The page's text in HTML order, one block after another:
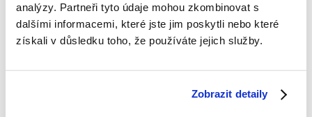
analýzy. Partneři tyto údaje mohou zkombinovat s
dalšími informacemi, které jste jim poskytli nebo které
získali v důsledku toho, že používáte jejich služby.
Zobrazit detaily
Více informací
Vyladění srdeční koherence